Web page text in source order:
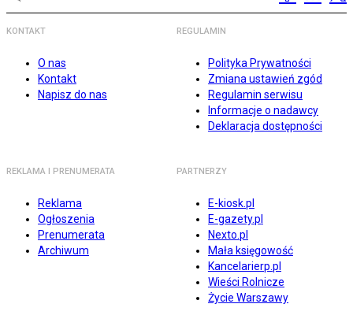
KONTAKT
O nas
Kontakt
Napisz do nas
REGULAMIN
Polityka Prywatności
Zmiana ustawień zgód
Regulamin serwisu
Informacje o nadawcy
Deklaracja dostępności
REKLAMA I PRENUMERATA
Reklama
Ogłoszenia
Prenumerata
Archiwum
PARTNERZY
E-kiosk.pl
E-gazety.pl
Nexto.pl
Mała księgowość
Kancelarierp.pl
Wieści Rolnicze
Życie Warszawy